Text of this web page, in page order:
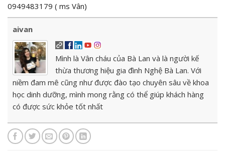
0949483179 ( ms Vân)
aivan
Mình là Vân cháu của Bà Lan và là người kế
thừa thương hiệu gia đình Nghệ Bà Lan. Với
niềm đam mê cũng như được đào tạo chuyên sâu về khoa
học dinh dưỡng, mình mong rằng có thể giúp khách hàng
có được sức khỏe tốt nhất